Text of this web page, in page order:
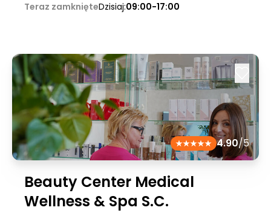
Teraz zamknięteDzisiaj:09:00-17:00
4.90/5
Beauty Center Medical
Wellness & Spa S.C.